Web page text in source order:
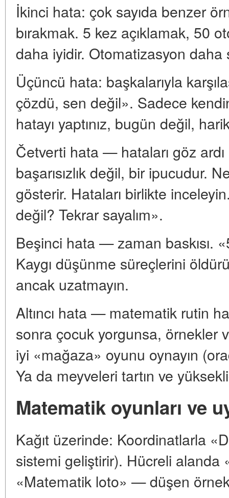
İkinci hata: çok sayıda benzer
bırakmak. 5 kez açıklamak, 50
daha iyidir. Otomatizasyon daha
Üçüncü hata: başkalarıyla
çözdü, sen değil». Sadece
hatayı yaptınız, bugün değil,
Četverti hata — hataları göz
başarısızlık değil, bir ipucudur.
gösterir. Hataları birlikte
değil? Tekrar sayalım».
Beşinci hata — zaman baskısı.
Kaygı düşünme süreçlerini
ancak uzatmayın.
Altıncı hata — matematik rutin
sonra çocuk yorgunsa, örnekler
iyi «mağaza» oyunu oynayın
Ya da meyveleri tartın ve
Matematik oyunları ve
Kağıt üzerinde: Koordinatlarla
sistemi geliştirir). Hücreli alanda
«Matematik loto» — düşen